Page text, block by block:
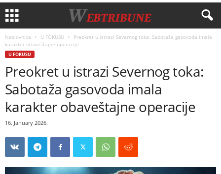
Naslovnica U FOKUSU
Preokret u istrazi Severnog toka: Sabotaža gasovoda imala
karakter obaveštajne operacije
U FOKUSU
Preokret u istrazi Severnog toka:
Sabotaža gasovoda imala
karakter obaveštajne operacije
16. January 2026.